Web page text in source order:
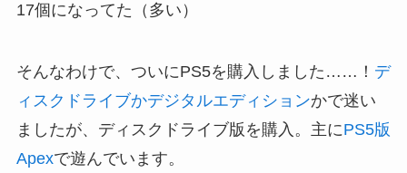
17個になってた（多い）
そんなわけで、ついにPS5を購入しました……！ デ
ィスクドライブかデジタルエディションかで迷い
ましたが、ディスクドライブ版を購入。主にPS5版
Apexで遊んでいます。